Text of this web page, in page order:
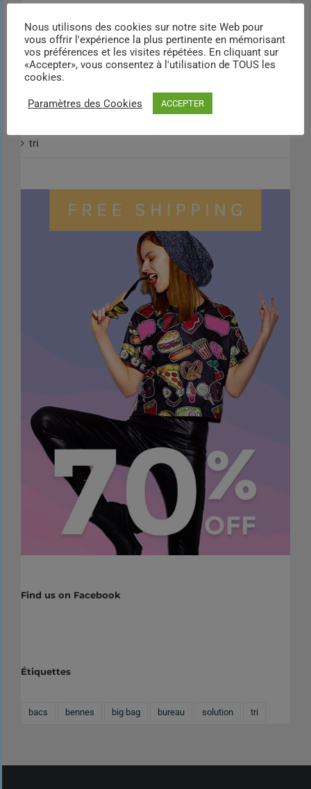
Catégories
tri
Find us on Facebook
Étiquettes
bacs bennes big bag bureau solution tri
Nous utilisons des cookies sur notre site Web pour
vous offrir l'expérience la plus pertinente en mémorisant
vos préférences et les visites répétées. En cliquant sur
«Accepter», vous consentez à l'utilisation de TOUS les
cookies.
Paramètres des Cookies ACCEPTER